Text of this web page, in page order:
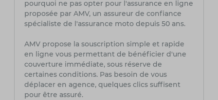
pourquoi ne pas opter pour l'assurance en ligne
proposée par AMV, un assureur de confiance
spécialiste de l'assurance moto depuis 50 ans.
AMV propose la souscription simple et rapide
en ligne vous permettant de bénéficier d'une
couverture immédiate, sous réserve de
certaines conditions. Pas besoin de vous
déplacer en agence, quelques clics suffisent
pour être assuré.